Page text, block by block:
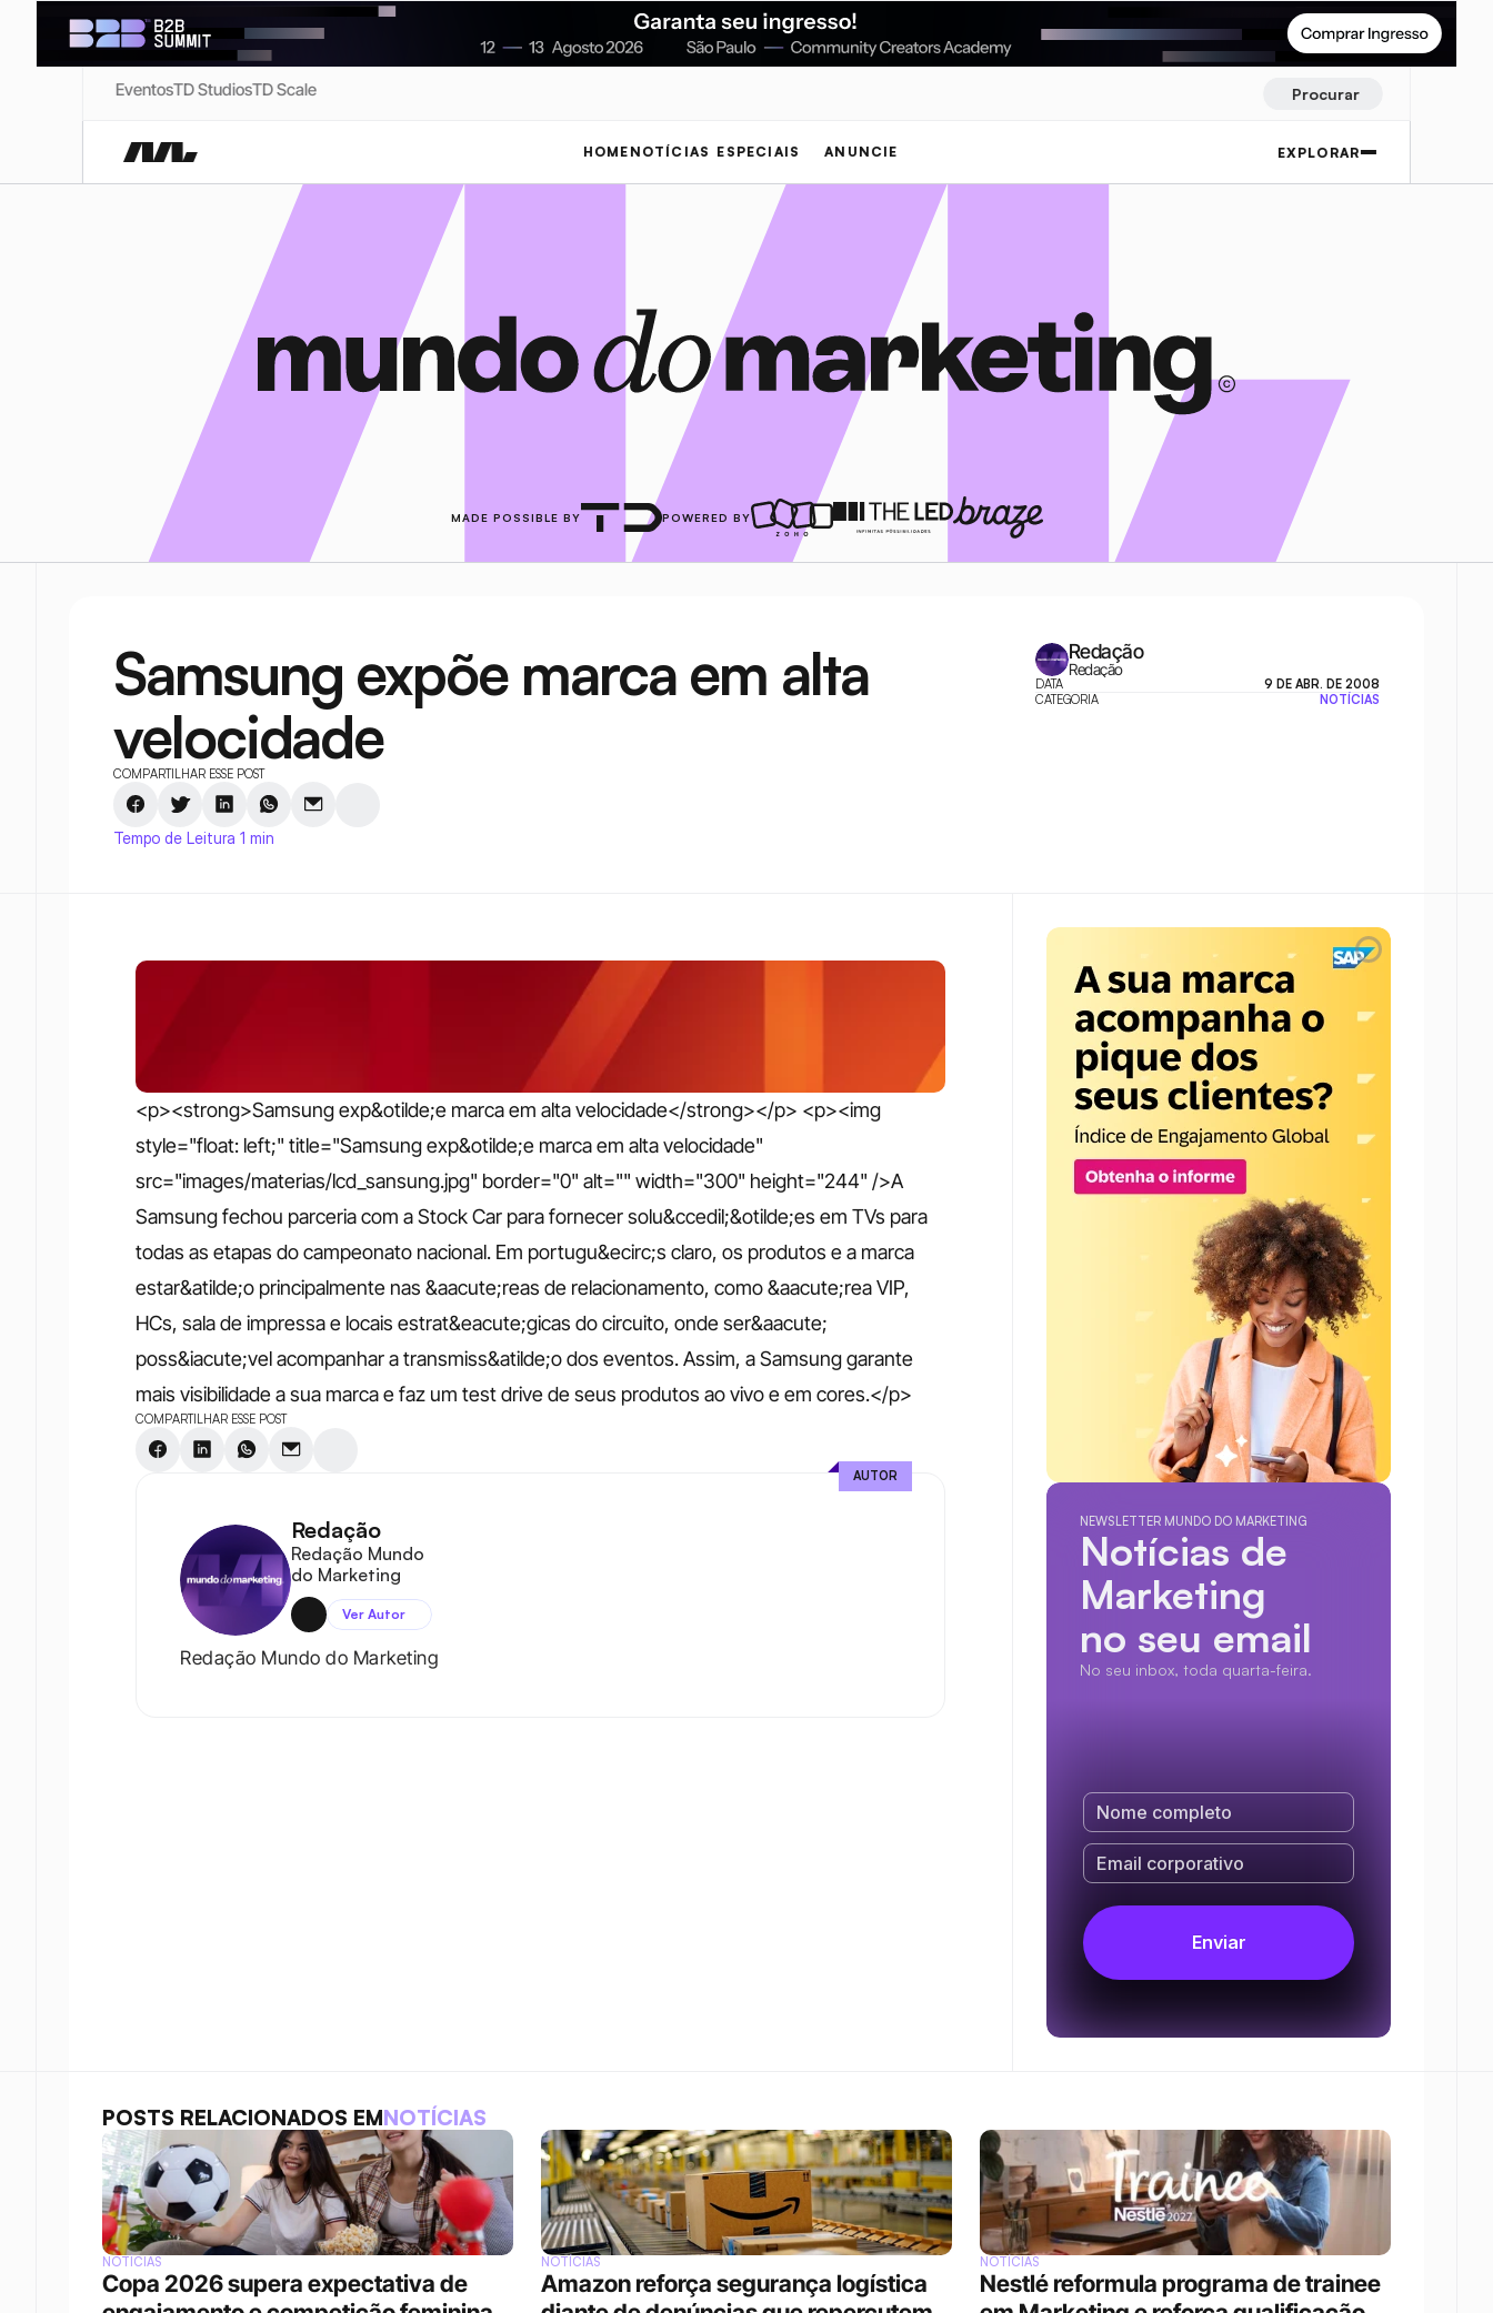
EventosTD StudiosTD Scale Procurar
HOME NOTÍCIAS ESPECIAIS ANUNCIE EXPLORAR
MADE POSSIBLE BY POWERED BY
Samsung expõe marca em alta
velocidade
COMPARTILHAR ESSE POST
Tempo de Leitura 1 min
Redação
Redação
DATA
9 DE ABR. DE 2008
CATEGORIA
NOTÍCIAS
<p><strong>Samsung exp&otilde;e marca em alta velocidade</strong></p> <p><img
style="float: left;" title="Samsung exp&otilde;e marca em alta velocidade"
src="images/materias/lcd_sansung.jpg" border="0" alt="" width="300" height="244" />A
Samsung fechou parceria com a Stock Car para fornecer solu&ccedil;&otilde;es em TVs para
todas as etapas do campeonato nacional. Em portugu&ecirc;s claro, os produtos e a marca
estar&atilde;o principalmente nas &aacute;reas de relacionamento, como &aacute;rea VIP,
HCs, sala de impressa e locais estrat&eacute;gicas do circuito, onde ser&aacute;
poss&iacute;vel acompanhar a transmiss&atilde;o dos eventos. Assim, a Samsung garante
mais visibilidade a sua marca e faz um test drive de seus produtos ao vivo e em cores.</p>
COMPARTILHAR ESSE POST
Redação
Redação Mundo
do Marketing
Ver Autor
Redação Mundo do Marketing
AUTOR
NEWSLETTER MUNDO DO MARKETING
Notícias de
Marketing
no seu email
No seu inbox, toda quarta-feira.
POSTS RELACIONADOS EMNOTÍCIAS
NOTÍCIAS
Copa 2026 supera expectativa de
NOTÍCIAS
Amazon reforça segurança logística
NOTÍCIAS
Nestlé reformula programa de trainee